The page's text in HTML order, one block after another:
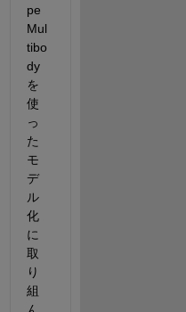
pe
Mul
tibo
dy
を
使
っ
た
モ
デ
ル
化
に
取
り
組